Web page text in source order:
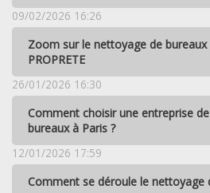
09/02/2026 16:26
Zoom sur le nettoyage de bureaux
PROPRETE
26/01/2026 16:30
Comment choisir une entreprise
bureaux à Paris ?
12/01/2026 17:59
Comment se déroule le nettoyage